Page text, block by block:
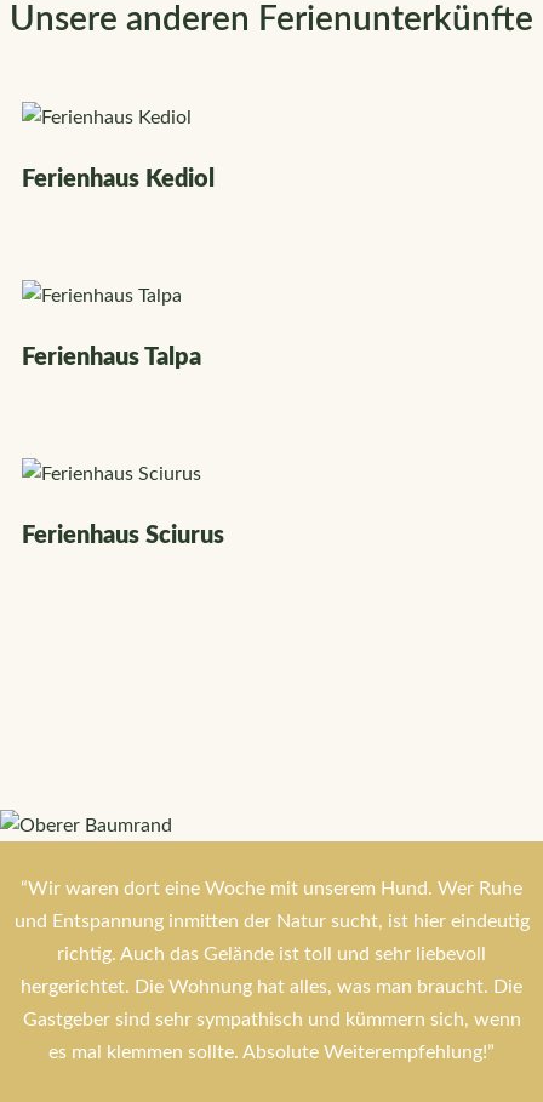
Unsere anderen Ferienunterkünfte
Ferienhaus Kediol
Ferienhaus Talpa
Ferienhaus Sciurus
“Wir waren dort eine Woche mit unserem Hund. Wer Ruhe
und Entspannung inmitten der Natur sucht, ist hier eindeutig
richtig. Auch das Gelände ist toll und sehr liebevoll
hergerichtet. Die Wohnung hat alles, was man braucht. Die
Gastgeber sind sehr sympathisch und kümmern sich, wenn
es mal klemmen sollte. Absolute Weiterempfehlung!”